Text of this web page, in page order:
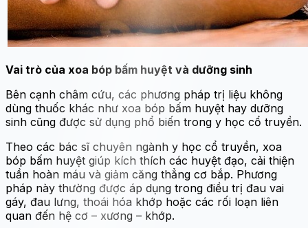
Vai trò của xoa bóp bấm huyệt và dưỡng sinh
Bên cạnh châm cứu, các phương pháp trị liệu không
dùng thuốc khác như xoa bóp bấm huyệt hay dưỡng
sinh cũng được sử dụng phổ biến trong y học cổ truyền.
Theo các bác sĩ chuyên ngành y học cổ truyền, xoa
bóp bấm huyệt giúp kích thích các huyệt đạo, cải thiện
tuần hoàn máu và giảm căng thẳng cơ bắp. Phương
pháp này thường được áp dụng trong điều trị đau vai
gáy, đau lưng, thoái hóa khớp hoặc các rối loạn liên
quan đến hệ cơ – xương – khớp.